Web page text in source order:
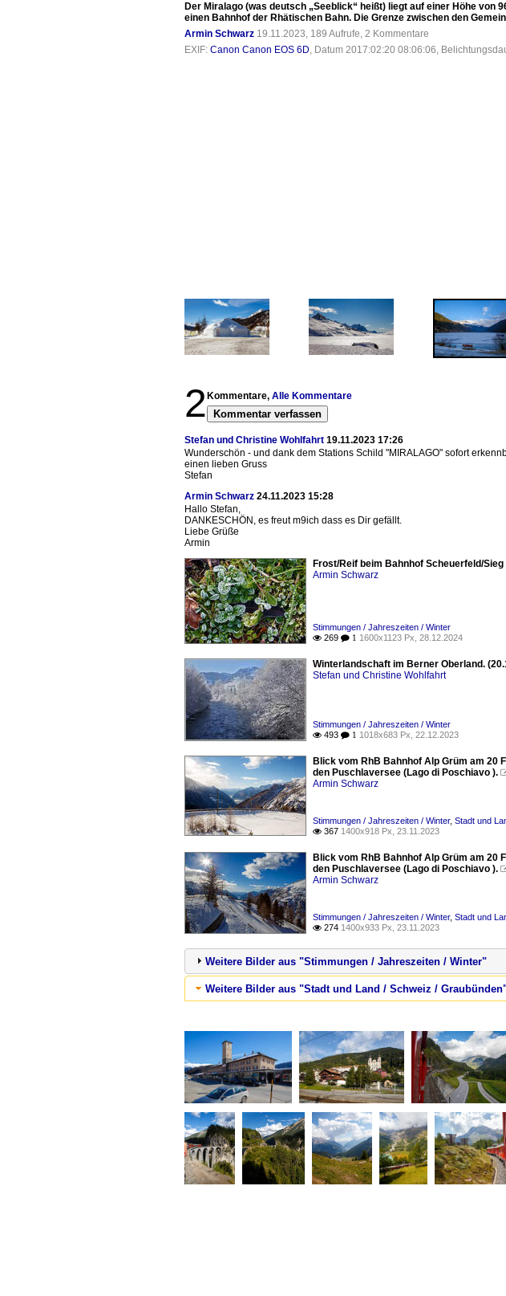
Der Miralago (was deutsch „Seeblick“ heißt) liegt auf einer Höhe
einen Bahnhof der Rhätischen Bahn. Die Grenze zwischen den
Armin Schwarz 19.11.2023, 189 Aufrufe, 2 Kommentare
EXIF: Canon Canon EOS 6D, Datum 2017:02:20 08:06:06,
2 Kommentare, Alle Kommentare
Kommentar verfassen
Stefan und Christine Wohlfahrt 19.11.2023 17:26
Wunderschön - und dank dem Stations Schild "MIRALAGO" sofort
einen lieben Gruss
Stefan
Armin Schwarz 24.11.2023 15:28
Hallo Stefan,
DANKESCHÖN, es freut m9ich dass es Dir gefällt.
Liebe Grüße
Armin
Frost/Reif beim Bahnhof Scheuerfeld/
Armin Schwarz
Stimmungen / Jahreszeiten / Winter
 269  1 1600x1123 Px, 28.12.2024
Winterlandschaft im Berner Oberland.
Stefan und Christine Wohlfahrt
Stimmungen / Jahreszeiten / Winter
 493  1 1018x683 Px, 22.12.2023
Blick vom RhB Bahnhof Alp Grüm am 20
den Puschlaversee (Lago di Poschiavo ).
Armin Schwarz
Stimmungen / Jahreszeiten / Winter, Stadt und
 367 1400x918 Px, 23.11.2023
Blick vom RhB Bahnhof Alp Grüm am 20
den Puschlaversee (Lago di Poschiavo ).
Armin Schwarz
Stimmungen / Jahreszeiten / Winter, Stadt und
 274 1400x933 Px, 23.11.2023
Weitere Bilder aus "Stimmungen / Jahreszeiten / Winter"
Weitere Bilder aus "Stadt und Land / Schweiz /